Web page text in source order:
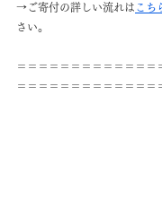
→ご寄付の詳しい流れは こち
さい。
＝＝＝＝＝＝＝＝＝＝＝＝＝
＝＝＝＝＝＝＝＝＝＝＝＝＝